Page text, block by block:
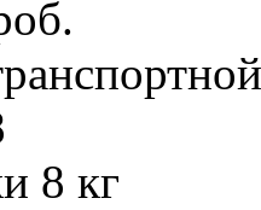
8 кг